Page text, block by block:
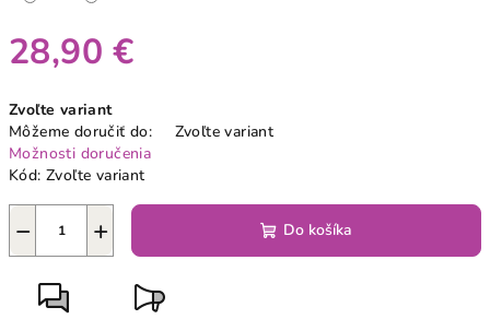
28,90 €
cena:
Zvoľte variant
Môžeme doručiť do:
Zvoľte variant
Možnosti doručenia
Kód: Zvoľte variant
+
− Do košíka